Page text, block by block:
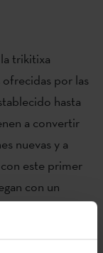
trikitixa
por las
hasta
a convertir
nuevas y a
este primer
con un
El
en griego, ha